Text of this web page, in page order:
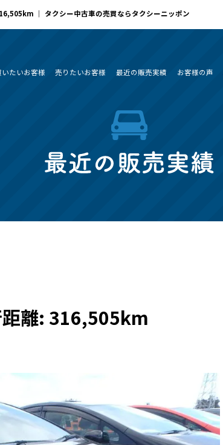
｜ タクシー中古車の売買ならタクシーニッポン
いたいお客様 売りたいお客様 最近の販売実績 お客様の声
離: 316,505km